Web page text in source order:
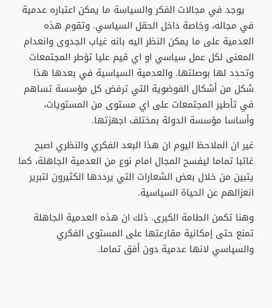
يوجد في مجالات الفكر والسياسة ما يمكن اعتباره عدمية
في مجاله، وخاصة داخل الحقل السياسي. وتقوم هذه
العدمية على ما يمكن النظر اليه بانه غياب الجدوى وانعدام
المعنى لكل عمل سياسي او اي قيم عليا تؤطر المجتمعات
وتحدد لها بوصلتها. والعدمية السياسية في بعدها هذا
شكل من أشكال الفوضوية التي ترفض كل مؤسسة تساهم
في تأطير المجتمعات على اي مستوى من المستويات،
وأساسا مؤسسة الدولة بمختلف اجهزتها.
غير ان الملاحظ اليوم ان هذا البعد الفكري والنظري اصبح
غائبا تماما ليفسح المجال امام نوع من العدمية الجاهلة، كما
يتبين من خلال بعض الشعارات التي يرددها الكثيرون لتبرير
انعزالهم عن الحياة السياسية.
وهنا تكمن الطامة الكبرى. ذلك ان هذه العدمية الجاهلة
تمنع حتى إمكانية مقارعتها على المستوى الفكري
والسياسي لانها عدمية دون أفق تماما.